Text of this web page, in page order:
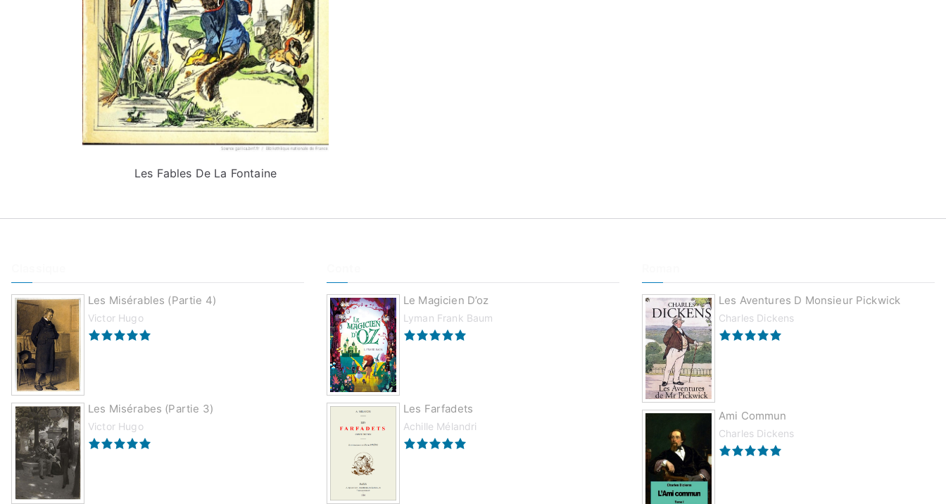
Les Fables De La Fontaine
Les Misérables (partie 4)
Victor Hugo
Les Misérabes (partie 3)
Victor Hugo
Le Magicien D’oz
Lyman Frank Baum
Les Farfadets
Achille Mélandri
Les Aventures D Monsieur Pickwick
Charles Dickens
Ami Commun
Charles Dickens